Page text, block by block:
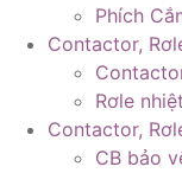
Phích
Contactor,
Rơle
Contactor,
CB bảo